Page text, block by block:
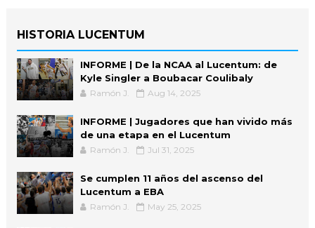
HISTORIA LUCENTUM
INFORME | De la NCAA al Lucentum: de
Kyle Singler a Boubacar Coulibaly
Ramón J. Aug 14, 2025
INFORME | Jugadores que han vivido más
de una etapa en el Lucentum
Ramón J. Jul 31, 2025
Se cumplen 11 años del ascenso del
Lucentum a EBA
Ramón J. May 25, 2025